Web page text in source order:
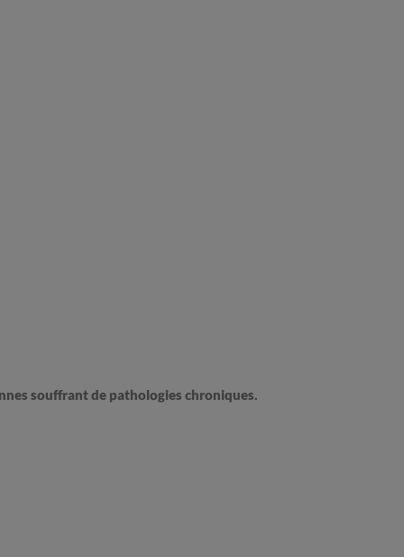
souffrant de pathologies chroniques.